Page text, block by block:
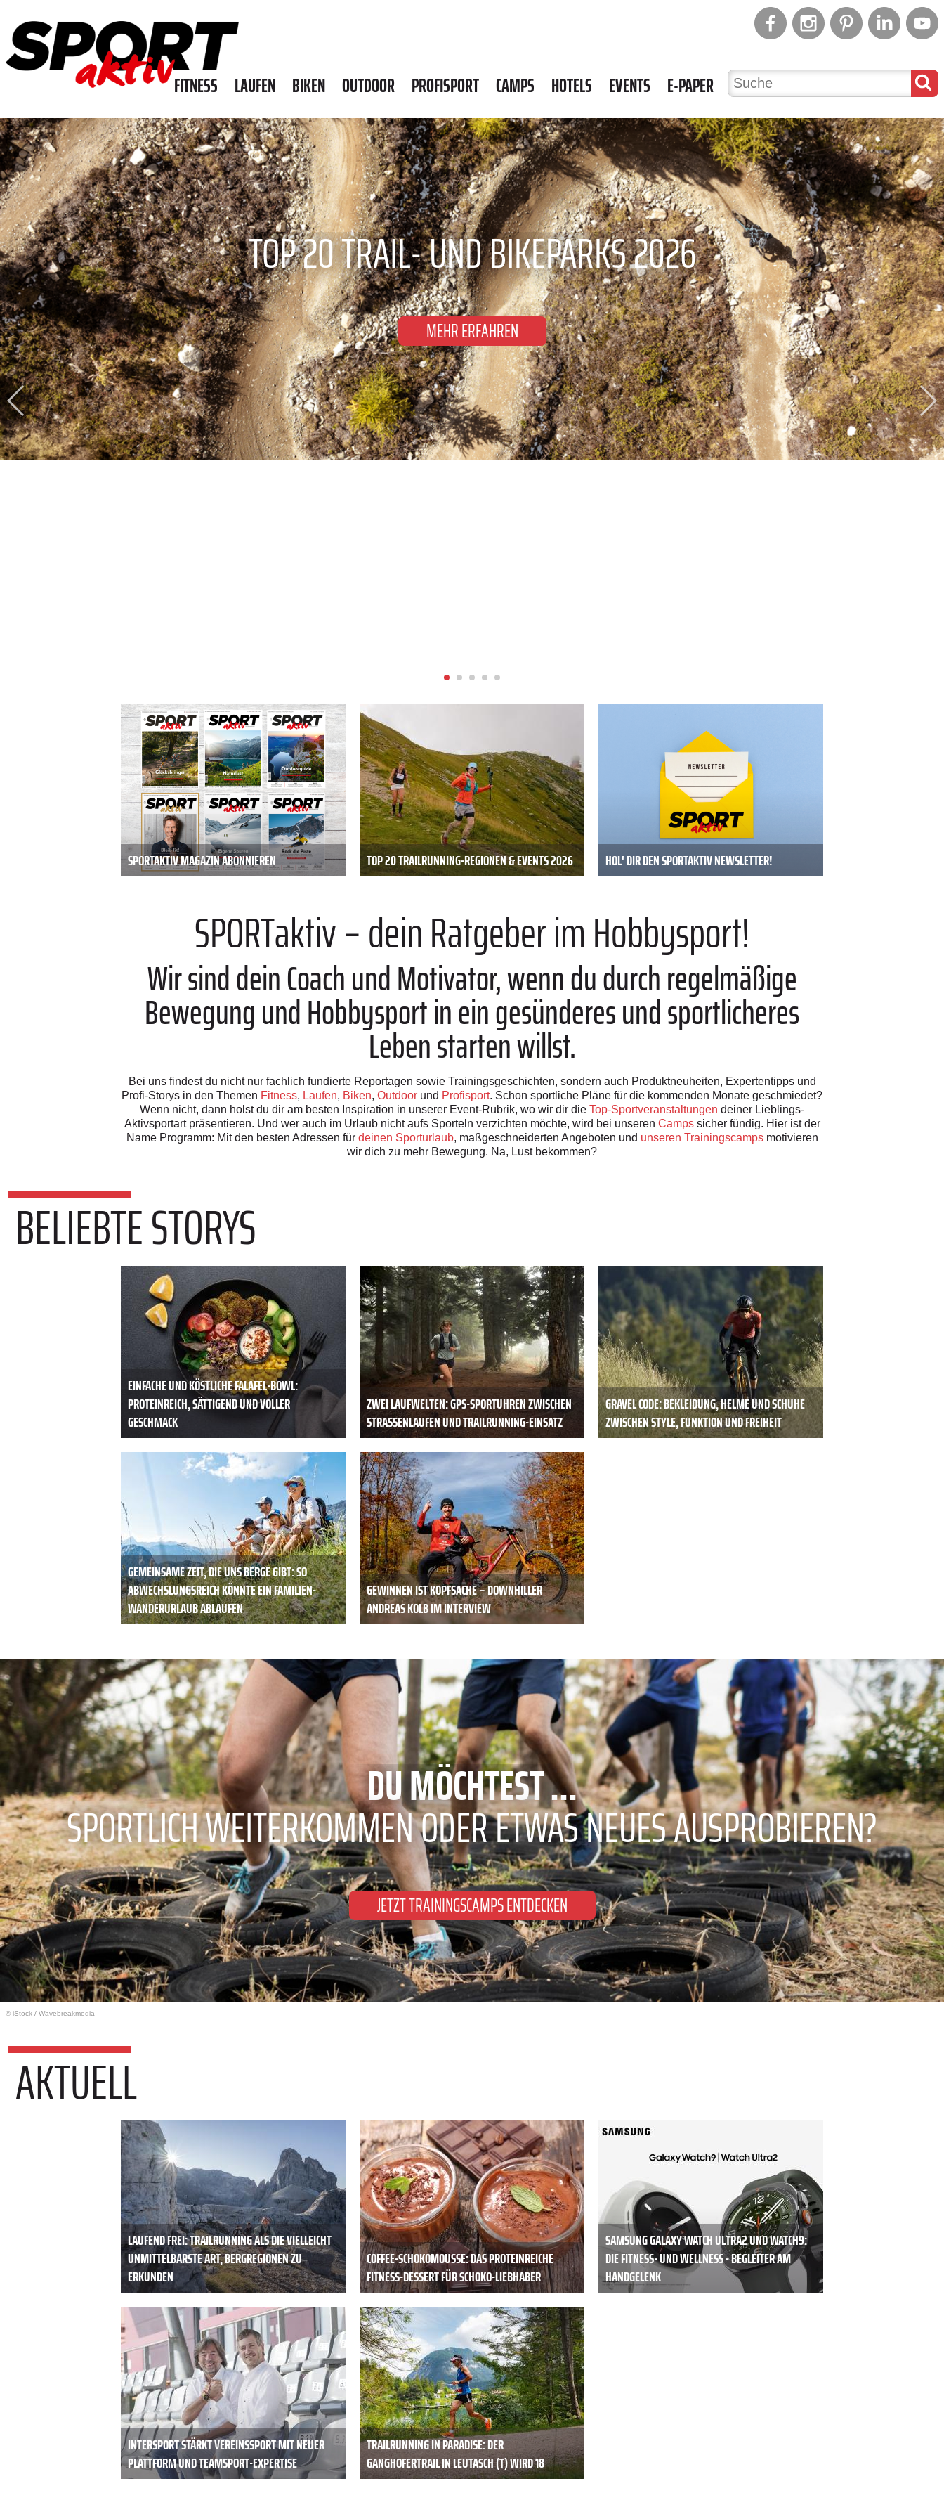
FITNESS LAUFEN BIKEN OUTDOOR PROFISPORT CAMPS HOTELS EVENTS E-PAPER
TOP 20 TRAIL- UND BIKEPARKS 2026
MEHR ERFAHREN
SPORTAKTIV MAGAZIN ABONNIEREN TOP 20 TRAILRUNNING-REGIONEN & EVENTS 2026 HOL' DIR DEN SPORTAKTIV NEWSLETTER!
SPORTaktiv – dein Ratgeber im Hobbysport!
Wir sind dein Coach und Motivator, wenn du durch regelmäßige
Bewegung und Hobbysport in ein gesünderes und sportlicheres
Leben starten willst.
Bei uns findest du nicht nur fachlich fundierte Reportagen sowie Trainingsgeschichten, sondern auch Produktneuheiten, Expertentipps und
Profi-Storys in den Themen Fitness, Laufen, Biken, Outdoor und Profisport. Schon sportliche Pläne für die kommenden Monate geschmiedet?
Wenn nicht, dann holst du dir am besten Inspiration in unserer Event-Rubrik, wo wir dir die Top-Sportveranstaltungen deiner Lieblings-
Aktivsportart präsentieren. Und wer auch im Urlaub nicht aufs Sporteln verzichten möchte, wird bei unseren Campssicher fündig. Hier ist der
Name Programm: Mit den besten Adressen für deinen Sporturlaub, maßgeschneiderten Angeboten und unseren Trainingscamps motivieren
wir dich zu mehr Bewegung. Na, Lust bekommen?
BELIEBTE STORYS
EINFACHE UND KÖSTLICHE FALAFEL-BOWL:
PROTEINREICH, SÄTTIGEND UND VOLLER
GESCHMACK
ZWEI LAUFWELTEN: GPS-SPORTUHREN ZWISCHEN
STRASSENLAUFEN UND TRAILRUNNING-EINSATZ
GRAVEL CODE: BEKLEIDUNG, HELME UND SCHUHE
ZWISCHEN STYLE, FUNKTION UND FREIHEIT
GEMEINSAME ZEIT, DIE UNS BERGE GIBT: SO
ABWECHSLUNGSREICH KÖNNTE EIN FAMILIEN-
WANDERURLAUB ABLAUFEN
GEWINNEN IST KOPFSACHE – DOWNHILLER
ANDREAS KOLB IM INTERVIEW
© iStock / Wavebreakmedia
DU MÖCHTEST ...
SPORTLICH WEITERKOMMEN ODER ETWAS NEUES AUSPROBIEREN?
JETZT TRAININGSCAMPS ENTDECKEN
AKTUELL
LAUFEND FREI: TRAILRUNNING ALS DIE VIELLEICHT
UNMITTELBARSTE ART, BERGREGIONEN ZU
ERKUNDEN
COFFEE-SCHOKOMOUSSE: DAS PROTEINREICHE
FITNESS-DESSERT FÜR SCHOKO-LIEBHABER
SAMSUNG GALAXY WATCH ULTRA2 UND WATCH9:
DIE FITNESS- UND WELLNESS - BEGLEITER AM
HANDGELENK
INTERSPORT STÄRKT VEREINSSPORT MIT NEUER
PLATTFORM UND TEAMSPORT-EXPERTISE
TRAILRUNNING IN PARADISE: DER
GANGHOFERTRAIL IN LEUTASCH (T) WIRD 18